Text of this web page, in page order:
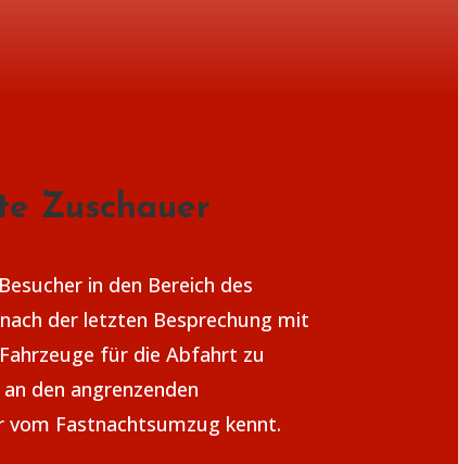
Zuschauer
in den Bereich des
der letzten Besprechung mit
für die Abfahrt zu
den angrenzenden
vom Fastnachtsumzug kennt.